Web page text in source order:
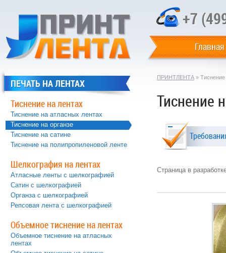
+7
Главная
ПЕЧАТЬ НА ЛЕНТАХ
Тиснение на лентах
Тиснение на атласных лентах
Тиснение на органзе
Тиснение на сатине
Тиснение на полипропиленовой ленте
Шелкография на лентах
Атласные ленты с шелкографией
Сатин с шелкографией
Органза с шелкографией
Репсовая лента с шелкографией
Объемное тиснение на лентах
Объемное тиснение на атласных
лентах
ПРИНТЛЕНТА » Тиснение
Тиснение
Страница в